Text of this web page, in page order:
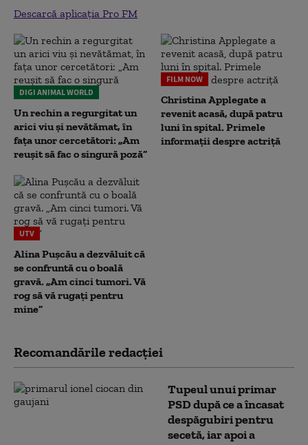
Descarcă aplicația Pro FM
DIGI ANIMAL WORLD
Un rechin a regurgitat un
arici viu și nevătămat, în
fața unor cercetători: „Am
reușit să fac o singură poză”
FILM NOW
Christina Applegate a
revenit acasă, după patru
luni în spital. Primele
informații despre actriță
UTV
Alina Pușcău a dezvăluit că
se confruntă cu o boală
gravă. „Am cinci tumori. Vă
rog să vă rugați pentru
mine”
Recomandările redacţiei
Tupeul unui primar
PSD după ce a încasat
despăgubiri pentru
secetă, iar apoi a